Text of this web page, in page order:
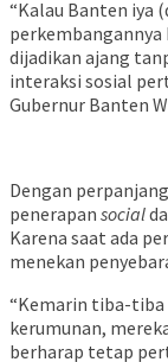
“Kalau Banten iya
perkembangannya
dijadikan ajang
interaksi sosial
Gubernur Banten
Dengan
penerapan social
Karena saat ada
menekan
“Kemarin tiba-tiba
kerumunan,
berharap tetap